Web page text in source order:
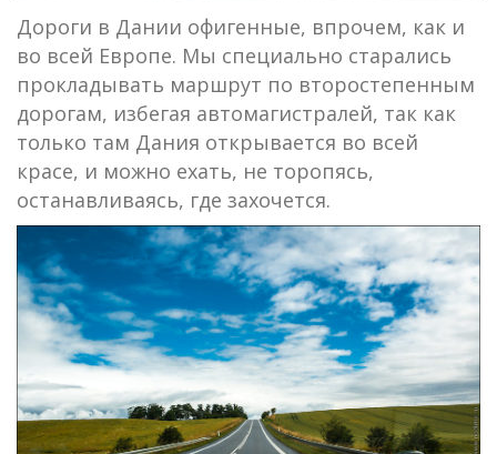
Дороги в Дании офигенные, впрочем, как и
во всей Европе. Мы специально старались
прокладывать маршрут по второстепенным
дорогам, избегая автомагистралей, так как
только там Дания открывается во всей
красе, и можно ехать, не торопясь,
останавливаясь, где захочется.